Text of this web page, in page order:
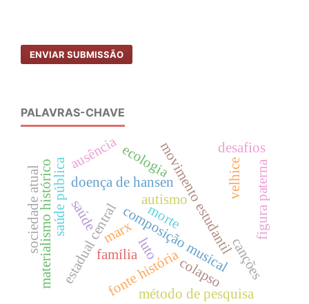
ENVIAR SUBMISSÃO
PALAVRAS-CHAVE
estadual central movimento estudantil
luto
autismo
famíliacomposição musicalcanções
fonte história
doença de hansen
saúde
saúde pública velhice
marx
materialismo histórico
método de pesquisa
figura paterna
morte
colapso
ecologia
sociedade atual
ausência desafios